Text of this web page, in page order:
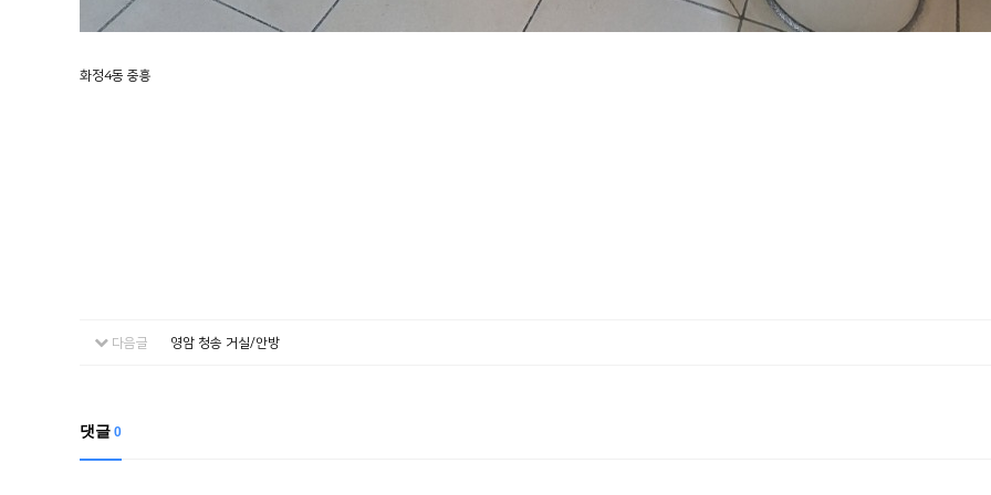
화정4동 중흥
다음글 영암 청송 거실/안방
댓글 0